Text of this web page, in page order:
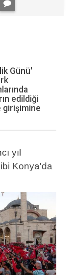
Günü'
edildiği
girişimine
yıl
Konya'da